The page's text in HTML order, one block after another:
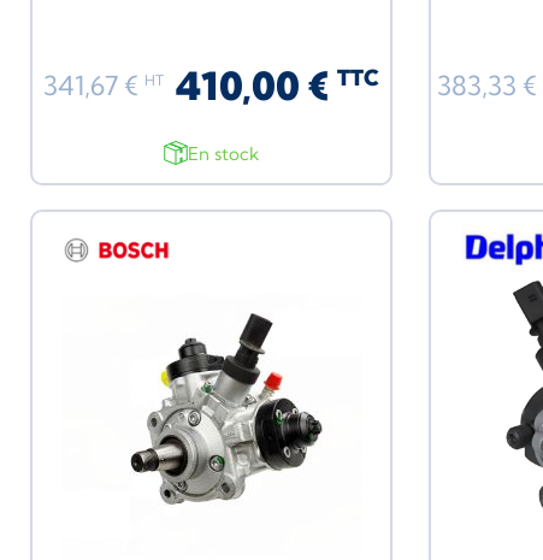
341,67 € HT 410,00 € TTC
En stock
383,33 €